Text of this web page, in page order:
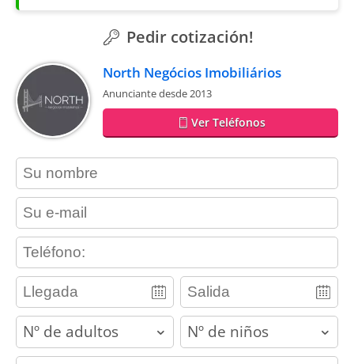
Pedir cotización!
North Negócios Imobiliários
Anunciante desde 2013
Ver Teléfonos
contact_name
contact_email
contact_phone
adults children